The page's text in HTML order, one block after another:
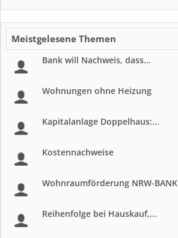
Meistgelesene Themen
Bank will Nachweis, dass...
Wohnungen ohne Heizung
Kapitalanlage Doppelhaus:...
Kostennachweise
Wohnraumförderung NRW-BANK
Reihenfolge bei Hauskauf,...